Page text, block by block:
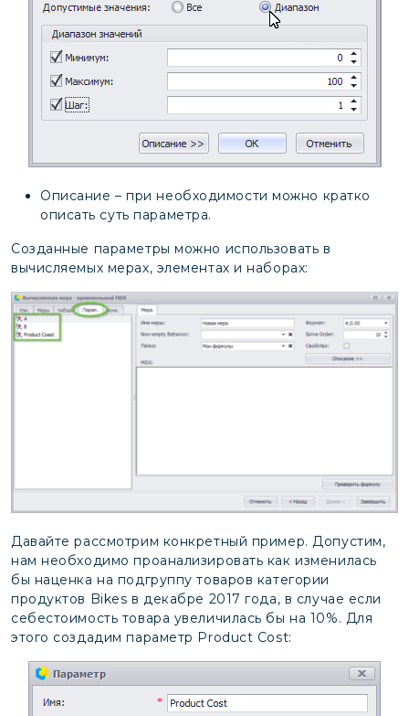
Описание – при необходимости можно кратко
описать суть параметра.
Созданные параметры можно использовать в
вычисляемых мерах, элементах и наборах:
Давайте рассмотрим конкретный пример. Допустим,
нам необходимо проанализировать как изменилась
бы наценка на подгруппу товаров категории
продуктов Bikes в декабре 2017 года, в случае если
себестоимость товара увеличилась бы на 10%. Для
этого создадим параметр Product Cost: